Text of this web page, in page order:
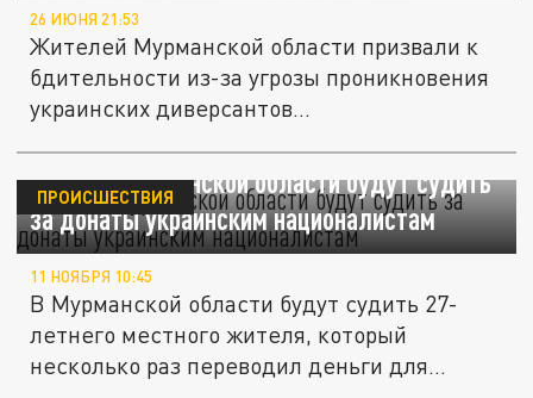
26 ИЮНЯ 21:53
Жителей Мурманской области призвали к
бдительности из-за угрозы проникновения
украинских диверсантов...
Жителя Мурманской области будут судить
за донаты украинским националистам
ПРОИСШЕСТВИЯ
11 НОЯБРЯ 10:45
В Мурманской области будут судить 27-
летнего местного жителя, который
несколько раз переводил деньги для...